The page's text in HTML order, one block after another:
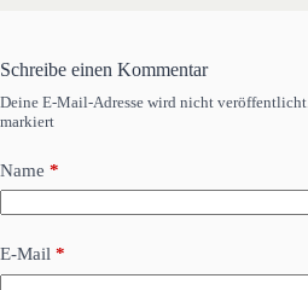
Schreibe einen Kommentar
Deine E-Mail-Adresse wird nicht veröffentlicht.
markiert
Name *
E-Mail *